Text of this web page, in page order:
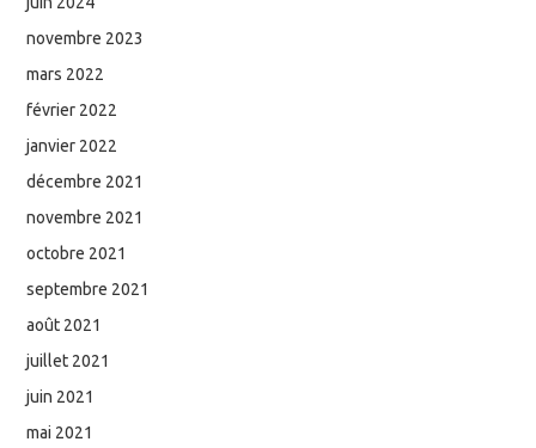
novembre 2023
mars 2022
février 2022
janvier 2022
décembre 2021
novembre 2021
octobre 2021
septembre 2021
août 2021
juillet 2021
juin 2021
mai 2021